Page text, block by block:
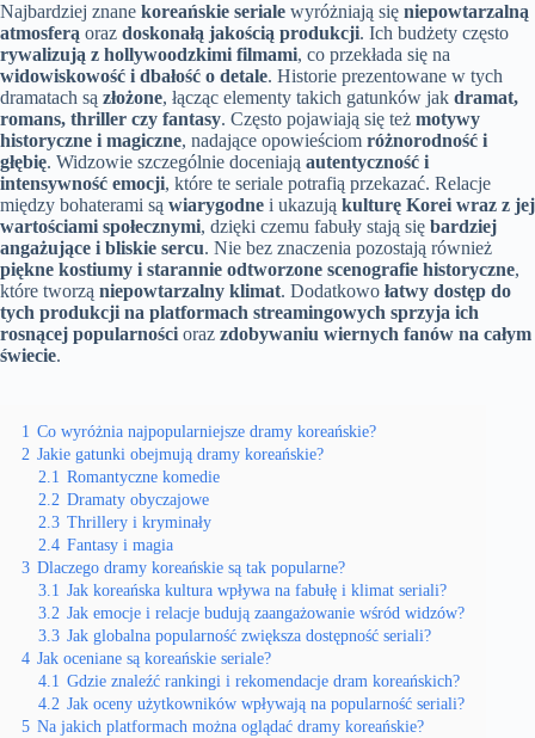
Najbardziej znane koreańskie seriale wyróżniają się niepowtarzalną
atmosferą oraz doskonałą jakością produkcji. Ich budżety często
rywalizują z hollywoodzkimi filmami, co przekłada się na
widowiskowość i dbałość o detale. Historie prezentowane w tych
dramatach są złożone, łącząc elementy takich gatunków jak dramat,
romans, thriller czy fantasy. Często pojawiają się też motywy
historyczne i magiczne, nadające opowieściom różnorodność i
głębię. Widzowie szczególnie doceniają autentyczność i
intensywność emocji, które te seriale potrafią przekazać. Relacje
między bohaterami są wiarygodne i ukazują kulturę Korei wraz z jej
wartościami społecznymi, dzięki czemu fabuły stają się bardziej
angażujące i bliskie sercu. Nie bez znaczenia pozostają również
piękne kostiumy i starannie odtworzone scenografie historyczne,
które tworzą niepowtarzalny klimat. Dodatkowo łatwy dostęp do
tych produkcji na platformach streamingowych sprzyja ich
rosnącej popularności oraz zdobywaniu wiernych fanów na całym
świecie.
1 Co wyróżnia najpopularniejsze dramy koreańskie?
2 Jakie gatunki obejmują dramy koreańskie?
2.1 Romantyczne komedie
2.2 Dramaty obyczajowe
2.3 Thrillery i kryminały
2.4 Fantasy i magia
3 Dlaczego dramy koreańskie są tak popularne?
3.1 Jak koreańska kultura wpływa na fabułę i klimat seriali?
3.2 Jak emocje i relacje budują zaangażowanie wśród widzów?
3.3 Jak globalna popularność zwiększa dostępność seriali?
4 Jak oceniane są koreańskie seriale?
4.1 Gdzie znaleźć rankingi i rekomendacje dram koreańskich?
4.2 Jak oceny użytkowników wpływają na popularność seriali?
5 Na jakich platformach można oglądać dramy koreańskie?